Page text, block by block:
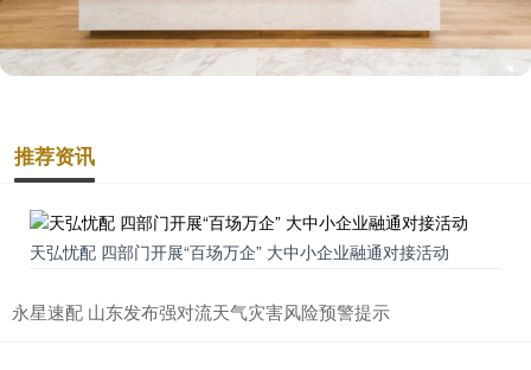
推荐资讯
天弘忧配 四部门开展“百场万企” 大中小企业融通对接活动
永星速配 山东发布强对流天气灾害风险预警提示